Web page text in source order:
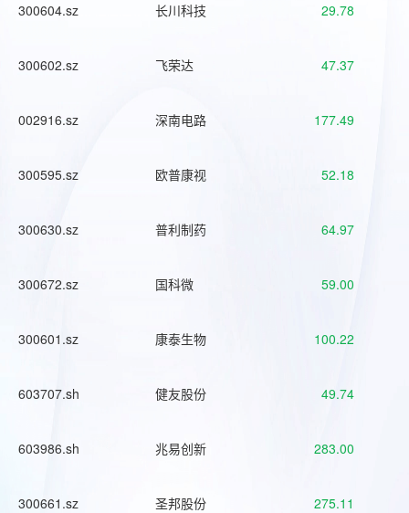
300604.sz 长川科技 29.78
300602.sz 飞荣达 47.37
002916.sz 深南电路 177.49
300595.sz 欧普康视 52.18
300630.sz 普利制药 64.97
300672.sz 国科微 59.00
300601.sz 康泰生物 100.22
603707.sh 健友股份 49.74
603986.sh 兆易创新 283.00
300661.sz 圣邦股份 275.11